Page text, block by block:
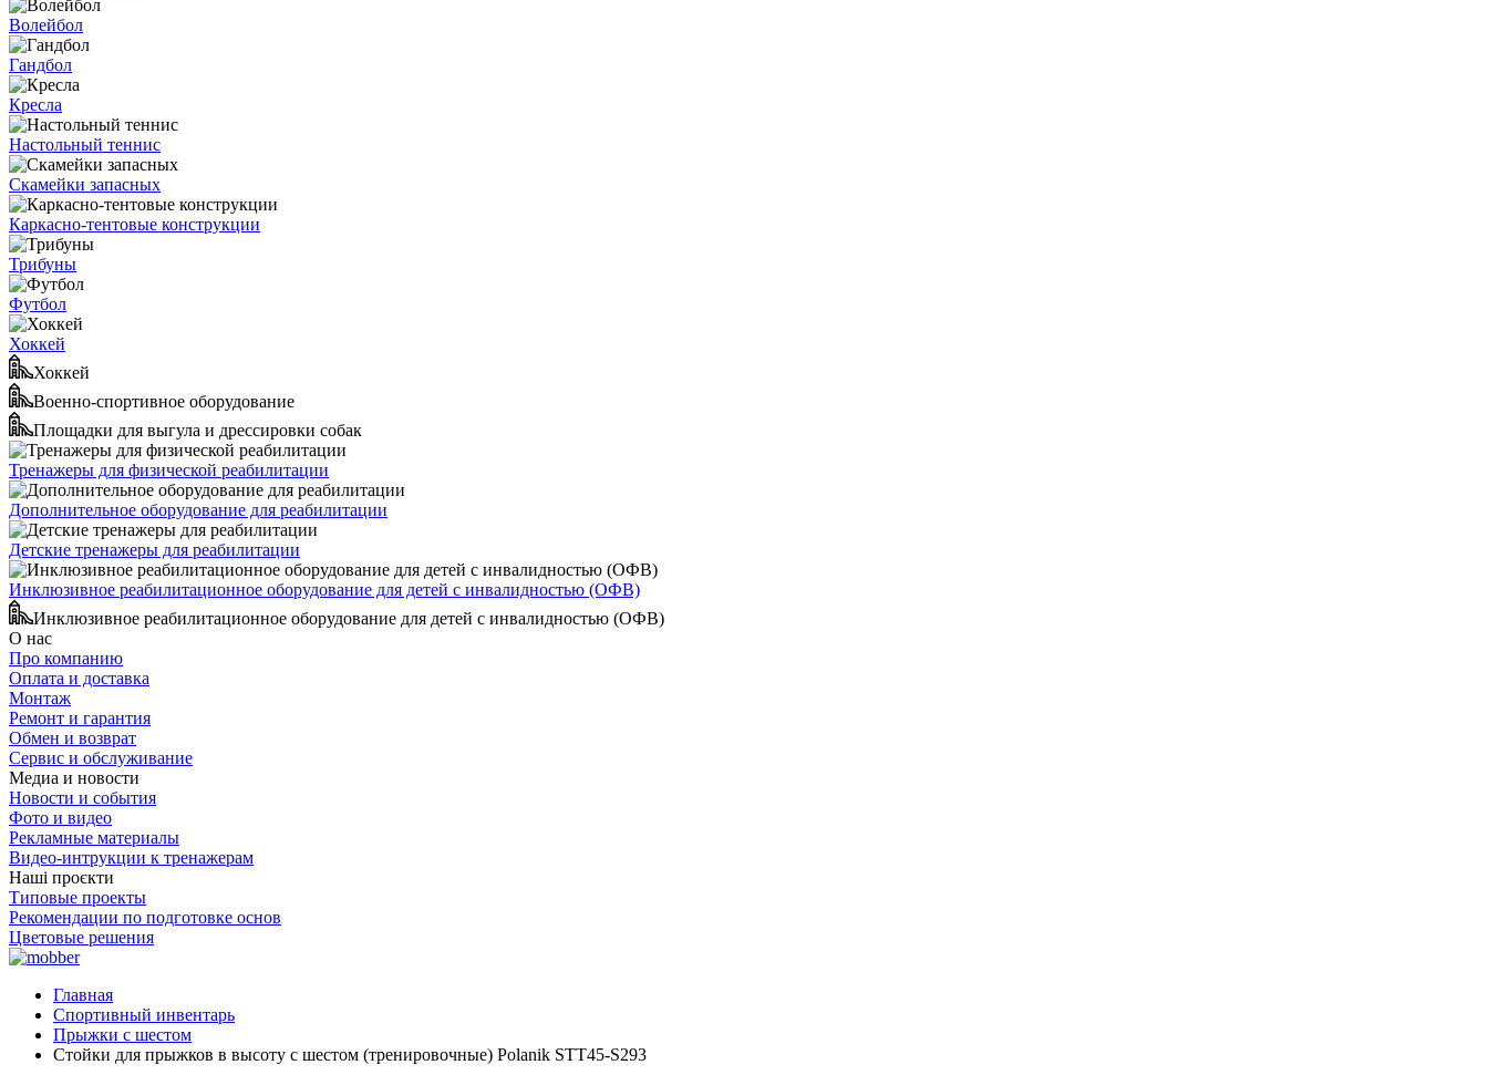
Волейбол
Гандбол
Кресла
Настольный теннис
Скамейки запасных
Каркасно-тентовые конструкции
Трибуны
Футбол
Хоккей
Хоккей
Военно-спортивное оборудование
Площадки для выгула и дрессировки собак
Тренажеры для физической реабилитации
Дополнительное оборудование для реабилитации
Детские тренажеры для реабилитации
Инклюзивное реабилитационное оборудование для детей с инвалидностью (ОФВ)
Инклюзивное реабилитационное оборудование для детей с инвалидностью (ОФВ)
О нас
Про компанию
Оплата и доставка
Монтаж
Ремонт и гарантия
Обмен и возврат
Сервис и обслуживание
Медиа и новости
Новости и события
Фото и видео
Рекламные материалы
Видео-интрукции к тренажерам
Наші проєкти
Типовые проекты
Рекомендации по подготовке основ
Цветовые решения
Главная
Спортивный инвентарь
Прыжки с шестом
Стойки для прыжков в высоту с шестом (тренировочные) Polanik STT45-S293